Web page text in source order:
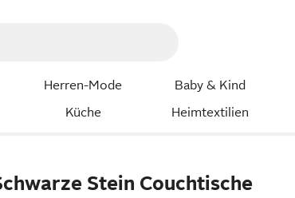
Herren-Mode Baby & Kind
Küche Heimtextilien
Stein Couchtische